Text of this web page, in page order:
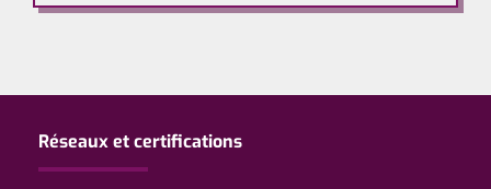
Réseaux et certifications